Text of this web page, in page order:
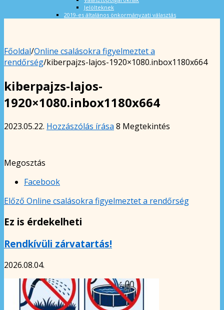
Jelölteknek
2019-es általános önkormányzati választás
Főoldal/Online csalásokra figyelmeztet a
rendőrség/kiberpajzs-lajos-1920×1080.inbox1180x664
kiberpajzs-lajos-
1920×1080.inbox1180x664
2023.05.22. Hozzászólás írása 8 Megtekintés
Megosztás
Facebook
Előző Online csalásokra figyelmeztet a rendőrség
Ez is érdekelheti
Rendkívüli zárvatartás!
2026.08.04.